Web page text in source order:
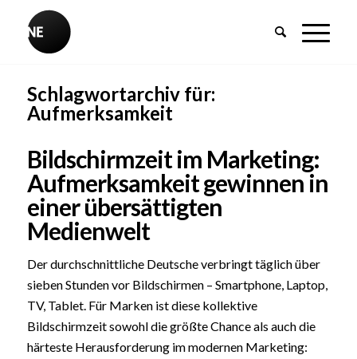
Schlagwortarchiv für:
Aufmerksamkeit
Bildschirmzeit im Marketing:
Aufmerksamkeit gewinnen in
einer übersättigten
Medienwelt
Der durchschnittliche Deutsche verbringt täglich über
sieben Stunden vor Bildschirmen – Smartphone, Laptop,
TV, Tablet. Für Marken ist diese kollektive
Bildschirmzeit sowohl die größte Chance als auch die
härteste Herausforderung im modernen Marketing: